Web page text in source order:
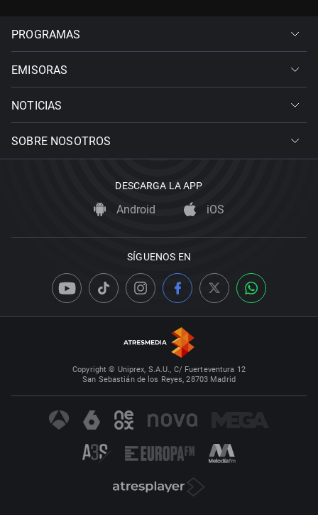
PROGRAMAS
EMISORAS
NOTICIAS
SOBRE NOSOTROS
DESCARGA LA APP
Android iOS
SÍGUENOS EN
Copyright © Uniprex, S.A.U., C/ Fuerteventura 12
San Sebastián de los Reyes, 28703 Madrid